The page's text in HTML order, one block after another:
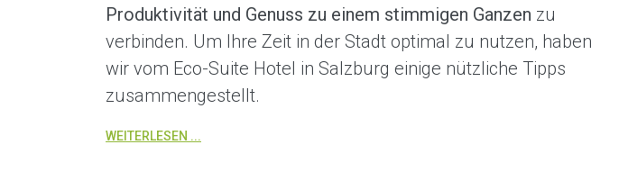
Produktivität und Genuss zu einem stimmigen Ganzen zu
verbinden. Um Ihre Zeit in der Stadt optimal zu nutzen, haben
wir vom Eco-Suite Hotel in Salzburg einige nützliche Tipps
zusammengestellt.
WEITERLESEN ...